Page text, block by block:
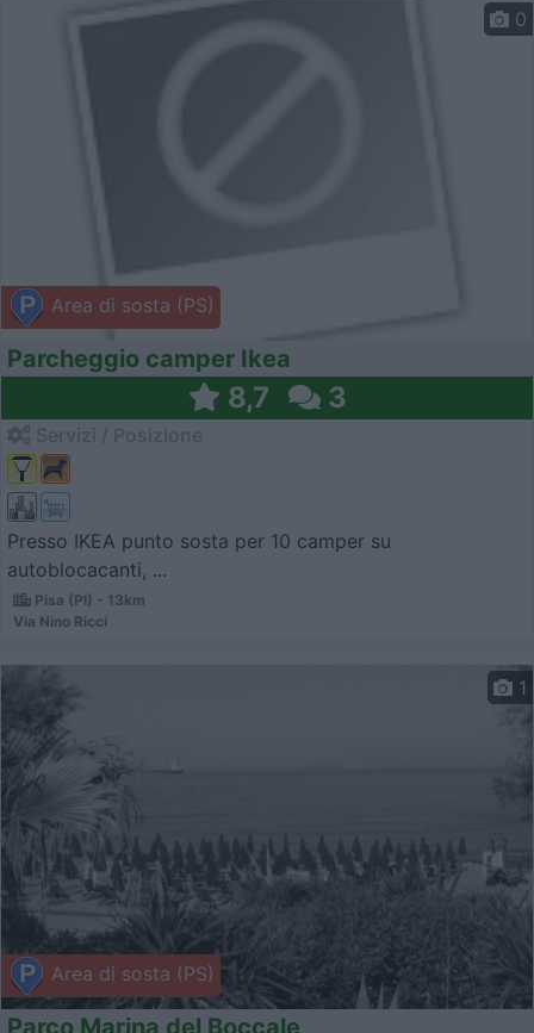
Area di sosta (PS)
0
Parcheggio camper Ikea
8,7 3
Presso IKEA punto sosta per 10 camper su
autoblocacanti, ...
Pisa (PI) - 13km
Via Nino Ricci
Area di sosta (PS)
1